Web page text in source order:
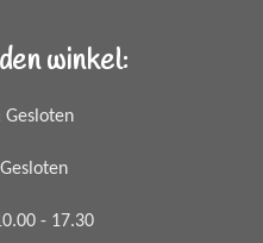
winkel:
Gesloten
- 17.30